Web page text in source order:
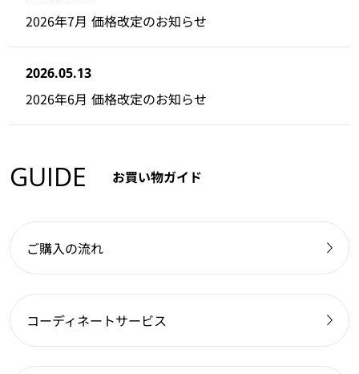
2026年7月 価格改定のお知らせ
2026.05.13
2026年6月 価格改定のお知らせ
GUIDE お買い物ガイド
ご購入の流れ
コーディネートサービス